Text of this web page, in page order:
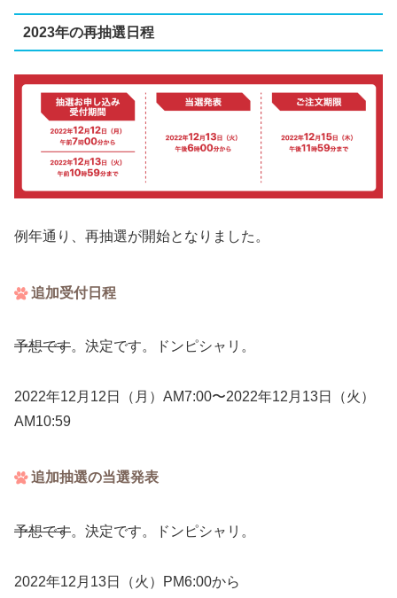
2023年の再抽選日程
例年通り、再抽選が開始となりました。
追加受付日程
予想です。決定です。ドンピシャリ。
2022年12月12日（月）AM7:00〜2022年12月13日（火）
AM10:59
追加抽選の当選発表
予想です。決定です。ドンピシャリ。
2022年12月13日（火）PM6:00から